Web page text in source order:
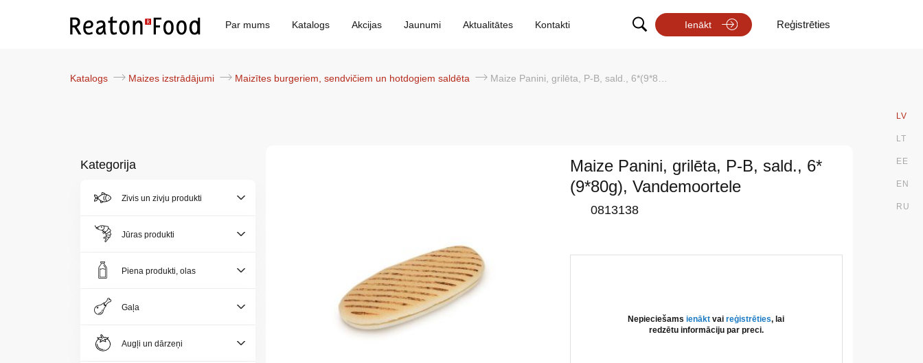
LV
LT
EE
EN
RU
Par mums Katalogs Akcijas Jaunumi Aktualitātes Kontakti Ienākt Reģistrēties
Katalogs Maizes izstrādājumi Maizītes burgeriem, sendvičiem un hotdogiem saldēta Maize Panini, grilēta, P-B, sald., 6*(9*80g), Vandemoortele
Kategorija
Zivis un zivju produkti
Jūras produkti
Piena produkti, olas
Gaļa
Augļi un dārzeņi
Maize Panini, grilēta, P-B, sald., 6*
(9*80g), Vandemoortele
0813138
Nepieciešamsienākt vaireģistrēties, lai
redzētu informāciju par preci.